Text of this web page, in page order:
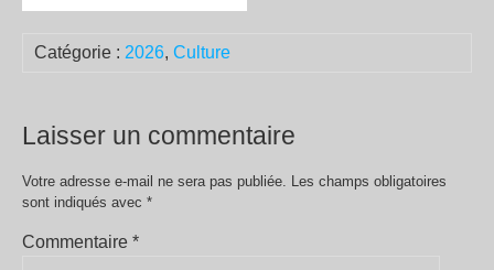
Catégorie : 2026, Culture
Laisser un commentaire
Votre adresse e-mail ne sera pas publiée. Les champs obligatoires
sont indiqués avec *
Commentaire *